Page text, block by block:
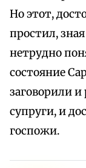
Но этот,
простил,
нетрудно
состояние
заговорили и
супруги, и
госпожи.